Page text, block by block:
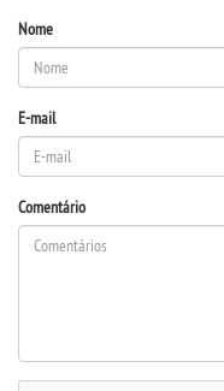
Nome
E-mail
Comentário